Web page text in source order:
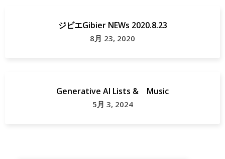
ジビエGibier NEWs 2020.8.23
8月 23, 2020
Generative AI Lists & Music
5月 3, 2024